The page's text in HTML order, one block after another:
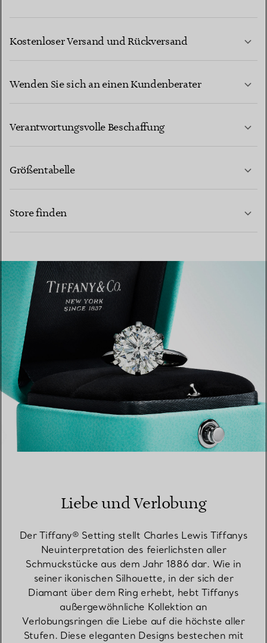
Kostenloser Versand und Rückversand
Wenden Sie sich an einen Kundenberater
Verantwortungsvolle Beschaffung
MEHR ERFAHREN
Größentabelle
Store finden
EINEN STORE IN IHRER NÄHE FINDEN
Liebe und Verlobung
Der Tiffany® Setting stellt Charles Lewis Tiffanys
Neuinterpretation des feierlichsten aller
Schmuckstücke aus dem Jahr 1886 dar. Wie in
seiner ikonischen Silhouette, in der sich der
Diamant über dem Ring erhebt, hebt Tiffanys
außergewöhnliche Kollektion an
Verlobungsringen die Liebe auf die höchste aller
Stufen. Diese eleganten Designs bestechen mit